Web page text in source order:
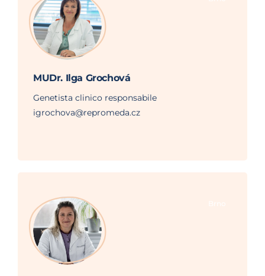
MUDr. Ilga Grochová
Genetista clinico responsabile
igrochova@repromeda.cz